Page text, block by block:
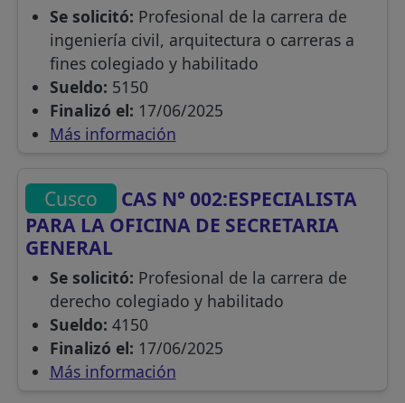
Se solicitó: Profesional de la carrera de
ingeniería civil, arquitectura o carreras a
fines colegiado y habilitado
Sueldo: 5150
Finalizó el: 17/06/2025
Más información
Cusco
CAS N° 002:ESPECIALISTA
PARA LA OFICINA DE SECRETARIA
GENERAL
Se solicitó: Profesional de la carrera de
derecho colegiado y habilitado
Sueldo: 4150
Finalizó el: 17/06/2025
Más información